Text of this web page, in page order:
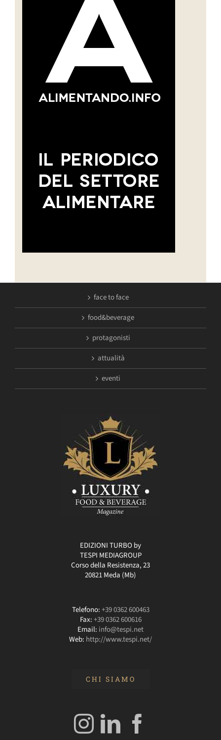
face to face
food&beverage
protagonisti
attualità
eventi
EDIZIONI TURBO by
TESPI MEDIAGROUP
Corso della Resistenza, 23
20821 Meda (Mb)
Telefono:+39 0362 600463
Fax:+39 0362 600616
Email: info@tespi.net
Web: http://www.tespi.net/
CHI SIAMO